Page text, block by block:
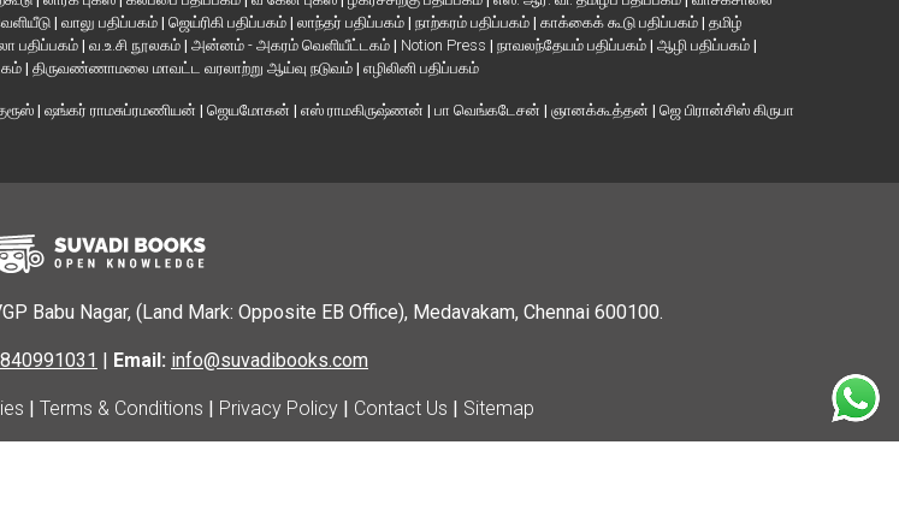
| வாலு பதிப்பகம் | ஜெய்ரிகி பதிப்பகம் | லாந்தர் பதிப்பகம் | நாற்கரம் பதிப்பகம் | காக்கைக் கூடு பதிப்பகம் | தமிழ்
பதிப்பகம் | வ.உ.சி நூலகம் | அன்னம் - அகரம் வெளியீட்டகம் | Notion Press | நாவலந்தேயம் பதிப்பகம் | ஆழி பதிப்பகம் |
| திருவண்ணாமலை மாவட்ட வரலாற்று ஆய்வு நடுவம் | எழிலினி பதிப்பகம்
| ஷங்கர் ராமசுப்ரமணியன் | ஜெயமோகன் | எஸ் ராமகிருஷ்ணன் | பா வெங்கடேசன் | ஞானக்கூத்தன் | ஜெ பிரான்சிஸ் கிருபா
Babu Nagar, (Land Mark: Opposite EB Office), Medavakam, Chennai 600100.
Email: info@suvadibooks.com
Terms & Conditions Privacy Policy Contact Us Sitemap